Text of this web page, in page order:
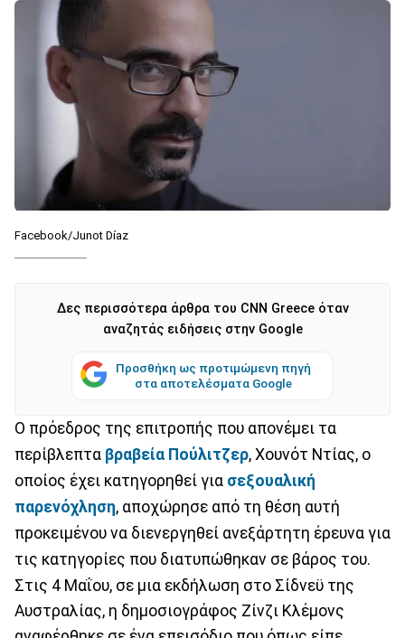
Facebook/Junot Díaz
Δες περισσότερα άρθρα του CNN Greece όταν
αναζητάς ειδήσεις στην Google
Προσθήκη ως προτιμώμενη πηγή
στα αποτελέσματα Google
Ο πρόεδρος της επιτροπής που απονέμει τα
περίβλεπτα βραβεία Πούλιτζερ, Χουνότ Ντίας, ο
οποίος έχει κατηγορηθεί για σεξουαλική
παρενόχληση, αποχώρησε από τη θέση αυτή
προκειμένου να διενεργηθεί ανεξάρτητη έρευνα για
τις κατηγορίες που διατυπώθηκαν σε βάρος του.
Στις 4 Μαΐου, σε μια εκδήλωση στο Σίδνεϋ της
Αυστραλίας, η δημοσιογράφος Ζίνζι Κλέμονς